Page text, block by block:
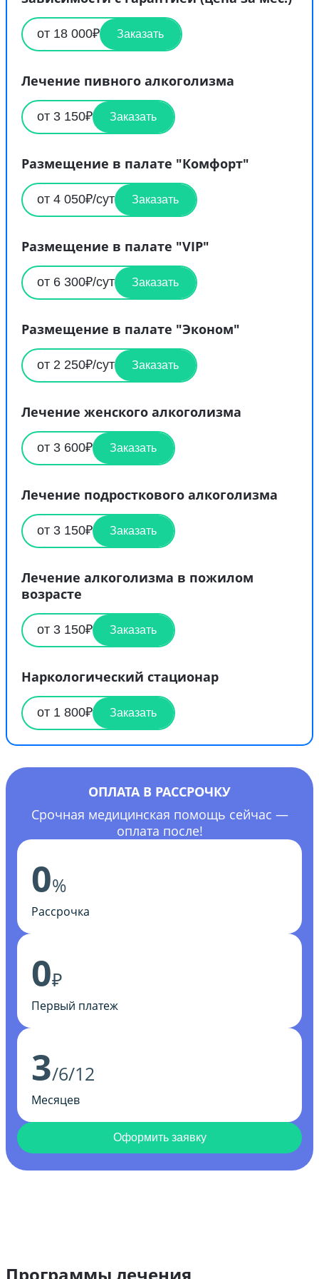
от 18 000₽ Заказать
Лечение пивного алкоголизма
от 3 150₽ Заказать
Размещение в палате "Комфорт"
от 4 050₽/сут Заказать
Размещение в палате "VIP"
от 6 300₽/сут Заказать
Размещение в палате "Эконом"
от 2 250₽/сут Заказать
Лечение женского алкоголизма
от 3 600₽ Заказать
Лечение подросткового алкоголизма
от 3 150₽ Заказать
Лечение алкоголизма в пожилом
возрасте
от 3 150₽ Заказать
Наркологический стационар
от 1 800₽ Заказать
ОПЛАТА В РАССРОЧКУ
Срочная медицинская помощь сейчас —
оплата после!
0%
Рассрочка
0₽
Первый платеж
3/6/12
Месяцев
Оформить заявку
Программы лечения